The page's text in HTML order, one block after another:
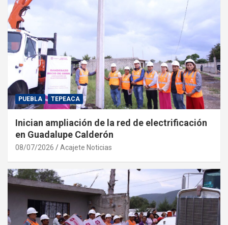
PUEBLA TEPEACA
Inician ampliación de la red de electrificación
en Guadalupe Calderón
08/07/2026 Acajete Noticias